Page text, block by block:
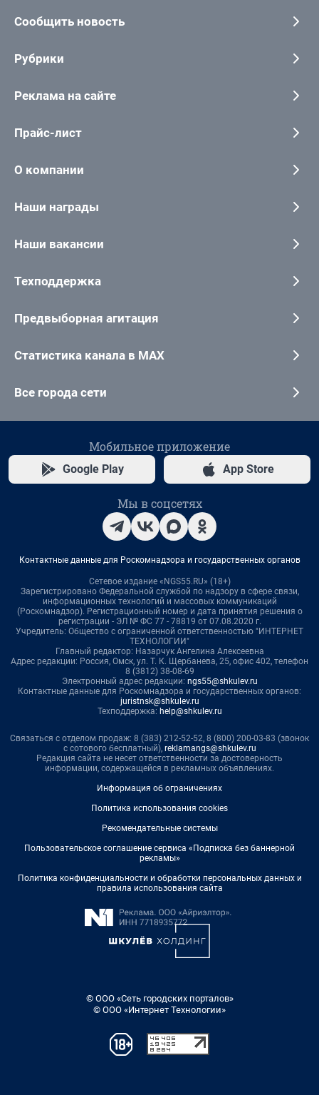
Сообщить новость
Рубрики
Реклама на сайте
Прайс-лист
О компании
Наши награды
Наши вакансии
Техподдержка
Предвыборная агитация
Статистика канала в MAX
Все города сети
Мобильное приложение
Google Play App Store
Мы в соцсетях
Контактные данные для Роскомнадзора и государственных органов
Сетевое издание «NGS55.RU» (18+)
Зарегистрировано Федеральной службой по надзору в сфере связи,
информационных технологий и массовых коммуникаций
(Роскомнадзор). Регистрационный номер и дата принятия решения о
регистрации - ЭЛ № ФС 77 - 78819 от 07.08.2020 г.
Учредитель: Общество с ограниченной ответственностью "ИНТЕРНЕТ
ТЕХНОЛОГИИ"
Главный редактор: Назарчук Ангелина Алексеевна
Адрес редакции: Россия, Омск, ул. Т. К. Щербанева, 25, офис 402, телефон
8 (3812) 38-08-69
Электронный адрес редакции: ngs55@shkulev.ru
Контактные данные для Роскомнадзора и государственных органов:
juristnsk@shkulev.ru
Техподдержка: help@shkulev.ru
Связаться с отделом продаж: 8 (383) 212-52-52, 8 (800) 200-03-83 (звонок
с сотового бесплатный), reklamangs@shkulev.ru
Редакция сайта не несет ответственности за достоверность
информации, содержащейся в рекламных объявлениях.
Информация об ограничениях
Политика использования cookies
Рекомендательные системы
Пользовательское соглашение сервиса «Подписка без баннерной
рекламы»
Политика конфиденциальности и обработки персональных данных и
правила использования сайта
© ООО «Сеть городских порталов»
© ООО «Интернет Технологии»